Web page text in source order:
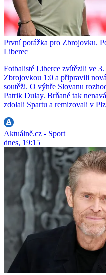
První porážka pro Zbrojovku.
Liberec
Fotbalisté Liberce zvítězili ve
Zbrojovkou 1:0 a připravili
soutěži. O výhře Slovanu
Patrik Dulay. Brňané tak
zdolali Spartu a remizovali v
Aktuálně.cz - Sport
dnes, 19:15